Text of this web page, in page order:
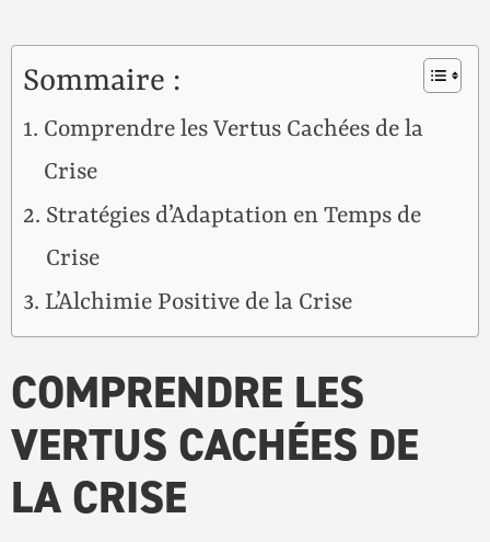
Sommaire :
Comprendre les Vertus Cachées de la
Crise
Stratégies d’Adaptation en Temps de
Crise
L’Alchimie Positive de la Crise
COMPRENDRE LES
VERTUS CACHÉES DE
LA CRISE